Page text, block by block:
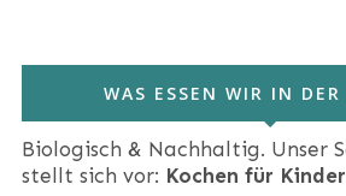
WAS ESSEN WIR IN DER
Biologisch & Nachhaltig. Unser
stellt sich vor: Kochen für Kinder